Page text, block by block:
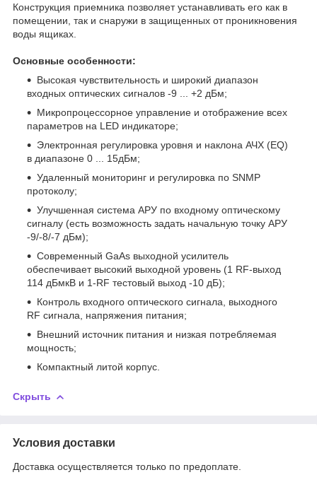
Конструкция приемника позволяет устанавливать его как в
помещении, так и снаружи в защищенных от проникновения
воды ящиках.
Основные особенности:
Высокая чувствительность и широкий диапазон
входных оптических сигналов -9 ... +2 дБм;
Микропроцессорное управление и отображение всех
параметров на LED индикаторе;
Электронная регулировка уровня и наклона АЧХ (EQ)
в диапазоне 0 ... 15дБм;
Удаленный мониторинг и регулировка по SNMP
протоколу;
Улучшенная система АРУ по входному оптическому
сигналу (есть возможность задать начальную точку АРУ
-9/-8/-7 дБм);
Современный GaAs выходной усилитель
обеспечивает высокий выходной уровень (1 RF-выход
114 дБмкВ и 1-RF тестовый выход -10 дБ);
Контроль входного оптического сигнала, выходного
RF сигнала, напряжения питания;
Внешний источник питания и низкая потребляемая
мощность;
Компактный литой корпус.
Скрыть
Условия доставки
Доставка осуществляется только по предоплате.